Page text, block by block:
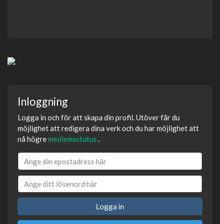
Inloggning
Logga in och för att skapa din profil. Utöver får du
möjlighet att redigera dina verk och du har möjlighet att
nå högremedlemsstatus .
Logga in